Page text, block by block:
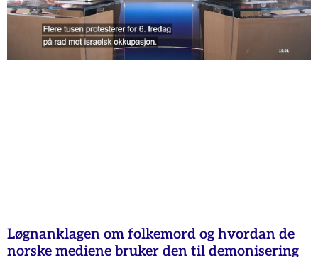
Løgnanklagen om folkemord og hvordan de
norske mediene bruker den til demonisering